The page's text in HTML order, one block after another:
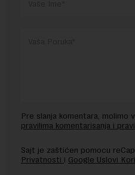
Pre slanja komentara, molimo
pravilima komentarisanja i
Sajt je zaštićen pomocu
Privatnosti i Google Uslovi